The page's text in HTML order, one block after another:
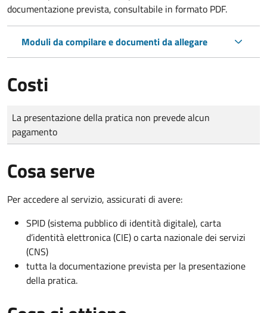
documentazione prevista, consultabile in formato PDF.
Moduli da compilare e documenti da allegare
Costi
Tipo di pagamento
Importo
La presentazione della pratica non prevede alcun
pagamento
Cosa serve
Per accedere al servizio, assicurati di avere:
SPID (sistema pubblico di identità digitale), carta
d’identità elettronica (CIE) o carta nazionale dei servizi
(CNS)
tutta la documentazione prevista per la presentazione
della pratica.